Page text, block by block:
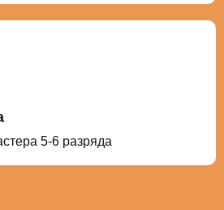
5-6 разряда